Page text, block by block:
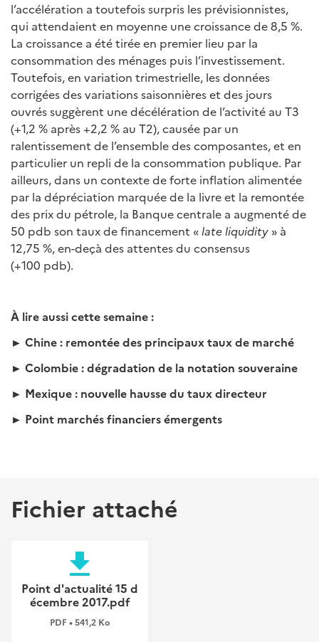
l’accélération a toutefois surpris les prévisionnistes,
qui attendaient en moyenne une croissance de 8,5 %.
La croissance a été tirée en premier lieu par la
consommation des ménages puis l’investissement.
Toutefois, en variation trimestrielle, les données
corrigées des variations saisonnières et des jours
ouvrés suggèrent une décélération de l’activité au T3
(+1,2 % après +2,2 % au T2), causée par un
ralentissement de l’ensemble des composantes, et en
particulier un repli de la consommation publique. Par
ailleurs, dans un contexte de forte inflation alimentée
par la dépréciation marquée de la livre et la remontée
des prix du pétrole, la Banque centrale a augmenté de
50 pdb son taux de financement « late liquidity » à
12,75 %, en-deçà des attentes du consensus
(+100 pdb).
À lire aussi cette semaine :
► Chine : remontée des principaux taux de marché
► Colombie : dégradation de la notation souveraine
► Mexique : nouvelle hausse du taux directeur
► Point marchés financiers émergents
Fichier attaché
file_download
Point d'actualité 15 d
écembre 2017.pdf
PDF • 541,2 Ko